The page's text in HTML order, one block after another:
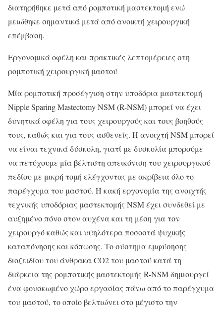
διατηρήθηκε μετά από ρομποτική μαστεκτομή ενώ
μειώθηκε σημαντικά μετά από ανοικτή χειρουργική
επέμβαση.
Εργονομικά οφέλη και πρακτικές λεπτομέρειες στη
ρομποτική χειρουργική μαστού
Mία ρομποτική προσέγγιση στην υποδόρια μαστεκτομή
Nipple Sparing Mastectomy NSM (R-NSM) μπορεί να έχει
δυνητικά οφέλη για τους χειρουργούς και τους βοηθούς
τους, καθώς και για τους ασθενείς. Η ανοιχτή NSM μπορεί
να είναι τεχνικά δύσκολη, γιατί με δυσκολία μπορούμε
να πετύχουμε μία βέλτιστη απεικόνιση του χειρουργικού
πεδίου με μικρή τομή ελέγχοντας με ακρίβεια όλο το
παρέγχυμα του μαστού. Η κακή εργονομία της ανοιχτής
τεχνικής υποδόριας μαστεκτομής NSM έχει συνδεθεί με
αυξημένο πόνο στον αυχένα και τη μέση για τον
χειρουργό καθώς και υψηλότερα ποσοστά ψυχικής
καταπόνησης και κόπωσης. Το σύστημα εμφύσησης
διοξειδίου του άνθρακα CO2 του μαστού κατά τη
διάρκεια της ρομποτικής μαστεκτομής R-NSM δημιουργεί
ένα φουσκωμένο χώρο εργασίας πάνω από το παρέγχυμα
του μαστού, το οποίο βελτιώνει στο μέγιστο την